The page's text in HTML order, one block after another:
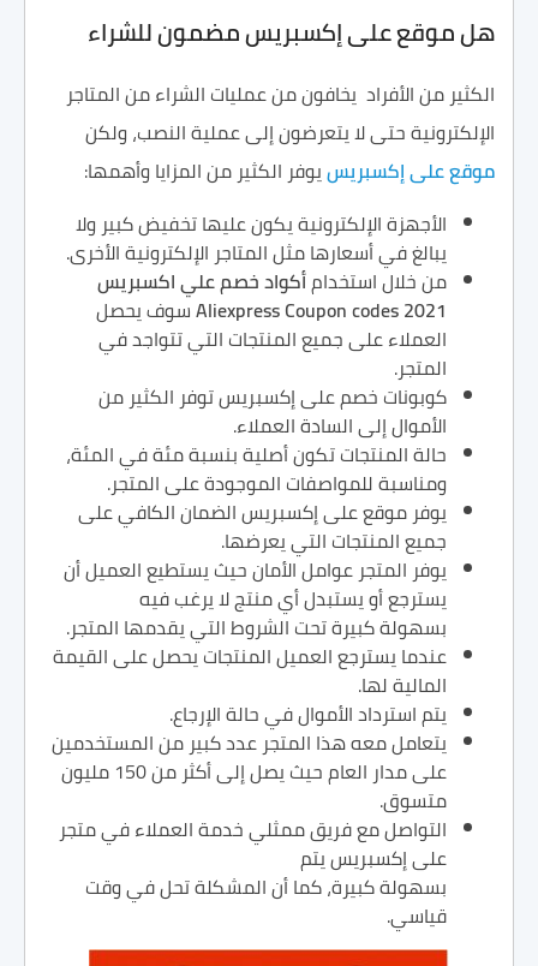
هل موقع على إكسبريس مضمون للشراء
الكثير من الأفراد يخافون من عمليات الشراء من المتاجر
الإلكترونية حتى لا يتعرضون إلى عملية النصب، ولكن
موقع على إكسبريسيوفر الكثير من المزايا وأهمها:
الأجهزة الإلكترونية يكون عليها تخفيض كبير ولا
يبالغ في أسعارها مثل المتاجر الإلكترونية الأخرى.
من خلال استخدامأكواد خصم علي اكسبريس
Aliexpress Coupon codes 2021سوف يحصل
العملاء على جميع المنتجات التي تتواجد في
المتجر.
كوبونات خصم على إكسبريس توفر الكثير من
الأموال إلى السادة العملاء.
حالة المنتجات تكون أصلية بنسبة مئة في المئة،
ومناسبة للمواصفات الموجودة على المتجر.
يوفر موقع على إكسبريس الضمان الكافي على
جميع المنتجات التي يعرضها.
يوفر المتجر عوامل الأمان حيث يستطيع العميل أن
يسترجع أو يستبدل أي منتج لا يرغب فيه
بسهولة كبيرة تحت الشروط التي يقدمها المتجر.
عندما يسترجع العميل المنتجات يحصل على القيمة
المالية لها.
يتم استرداد الأموال في حالة الإرجاع.
يتعامل معه هذا المتجر عدد كبير من المستخدمين
على مدار العام حيث يصل إلى أكثر من 150 مليون
متسوق.
التواصل مع فريق ممثلي خدمة العملاء في متجر
على إكسبريس يتم
بسهولة كبيرة، كما أن المشكلة تحل في وقت
قياسي.